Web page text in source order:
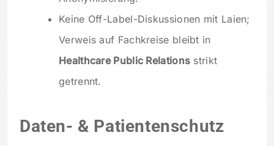
Keine Off-Label-Diskussionen mit Laien;
Verweis auf Fachkreise bleibt in
Healthcare Public Relations strikt
getrennt.
Daten- & Patientenschutz